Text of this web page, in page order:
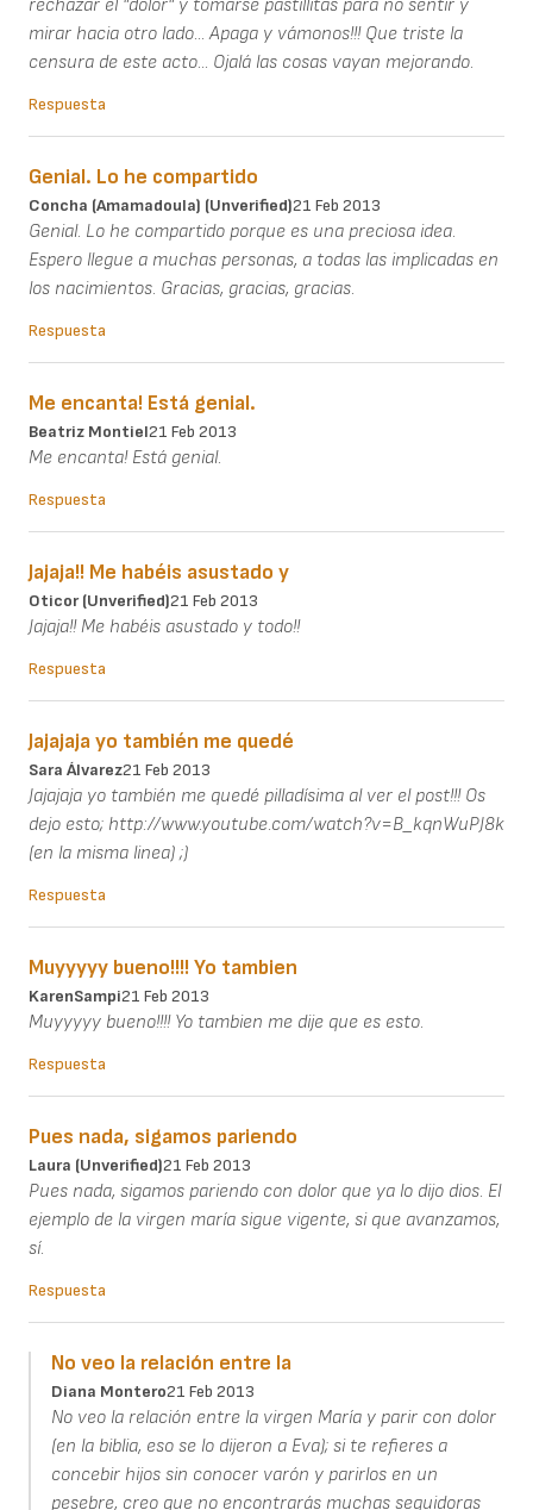
rechazar el "dolor" y tomarse pastillitas para no sentir y
mirar hacia otro lado... Apaga y vámonos!!! Que triste la
censura de este acto... Ojalá las cosas vayan mejorando.
Respuesta
Genial. Lo he compartido
Concha (Amamadoula) (unverified)21 Feb 2013
Genial. Lo he compartido porque es una preciosa idea.
Espero llegue a muchas personas, a todas las implicadas en
los nacimientos. Gracias, gracias, gracias.
Respuesta
Me encanta! Está genial.
Beatriz Montiel21 Feb 2013
Me encanta! Está genial.
Respuesta
Jajaja!! Me habéis asustado y
Oticor (unverified)21 Feb 2013
Jajaja!! Me habéis asustado y todo!!
Respuesta
Jajajaja yo también me quedé
Sara Álvarez21 Feb 2013
Jajajaja yo también me quedé pilladísima al ver el post!!! Os
dejo esto; http://www.youtube.com/watch?v=B_kqnWuPJ8k
(en la misma linea) ;)
Respuesta
Muyyyyy bueno!!!! Yo tambien
KarenSampi21 Feb 2013
Muyyyyy bueno!!!! Yo tambien me dije que es esto.
Respuesta
Pues nada, sigamos pariendo
Laura (unverified)21 Feb 2013
Pues nada, sigamos pariendo con dolor que ya lo dijo dios. El
ejemplo de la virgen maría sigue vigente, si que avanzamos,
sí.
Respuesta
No veo la relación entre la
Diana Montero21 Feb 2013
No veo la relación entre la virgen María y parir con dolor
(en la biblia, eso se lo dijeron a Eva); si te refieres a
concebir hijos sin conocer varón y parirlos en un
pesebre, creo que no encontrarás muchas seguidoras